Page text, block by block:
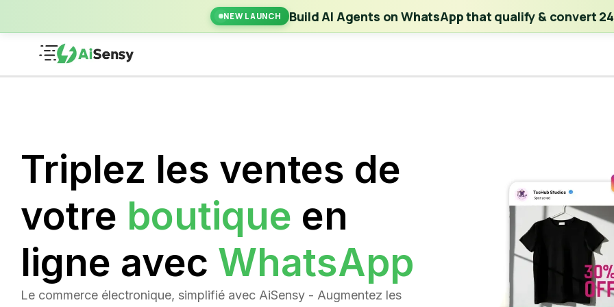
NEW LAUNCH Build AI Agents on WhatsApp that qualify & convert
New Launch | Build AI Agents on WhatsApp that qualify & convert 24/7
Triplez les ventes de
votre boutique en
ligne avec WhatsApp
Le commerce électronique, simplifié avec AiSensy - Augmentez les